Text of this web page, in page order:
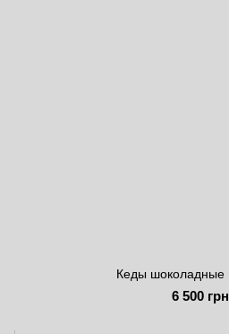
Кеды шоколадные
6 500 грн